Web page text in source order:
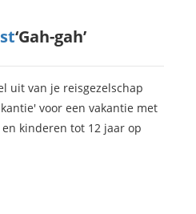
‘Gah-gah’
uit van je reisgezelschap
voor een vakantie met
en kinderen tot 12 jaar op